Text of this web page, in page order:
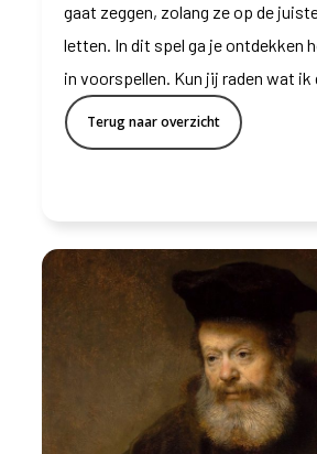
gaat zeggen, zolang ze op de
letten. In dit spel ga je ontdekken
in voorspellen. Kun jij raden wat ik
Terug naar overzicht